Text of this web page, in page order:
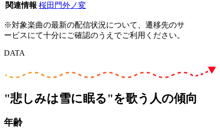
関連情報 桜田門外ノ変
※対象楽曲の最新の配信状況について、遷移先のサ
ービスにて十分にご確認のうえでご利用ください。
DATA
"悲しみは雪に眠る"を歌う人の傾向
年齢